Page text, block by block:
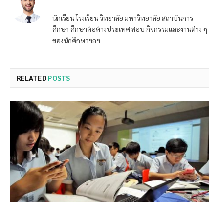
นักเรียน โรงเรียน วิทยาลัย มหาวิทยาลัย สถาบันการ
ศึกษา ศึกษาต่อต่างประเทศ สอบ กิจกรรมและงานต่าง ๆ
ของนักศึกษาฯลฯ
RELATED POSTS